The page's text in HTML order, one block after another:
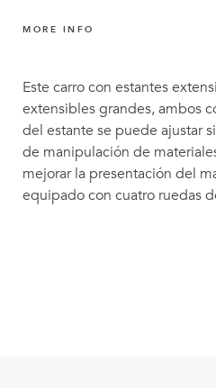
MORE INFO
Este carro con estantes
extensibles grandes, ambos
del estante se puede ajustar
de manipulación de
mejorar la presentación del
equipado con cuatro ruedas